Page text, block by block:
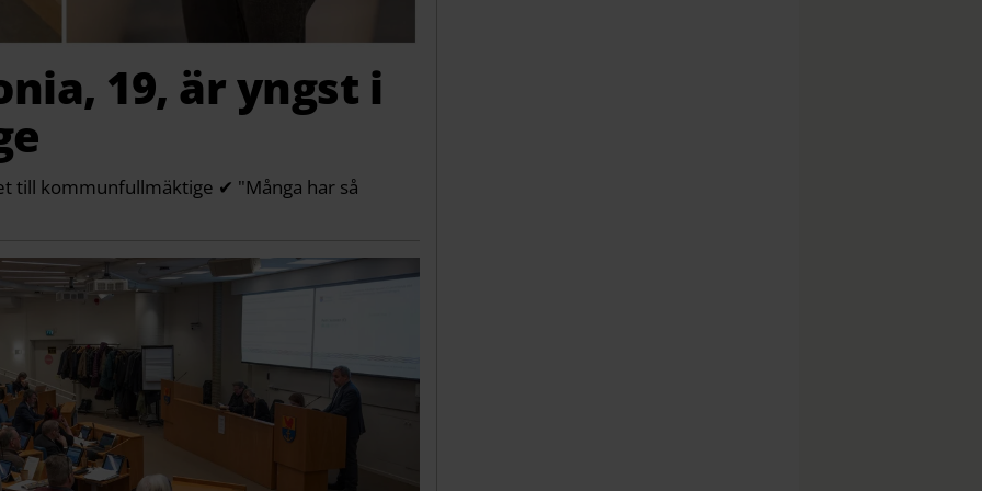
19, är yngst i
till kommunfullmäktige ✔ "Många har så